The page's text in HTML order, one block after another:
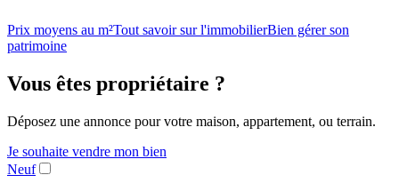
Prix moyens au m²Tout savoir sur l'immobilierBien gérer son
patrimoine
Vous êtes propriétaire ?
Déposez une annonce pour votre maison, appartement, ou terrain.
Je souhaite vendre mon bien
Neuf